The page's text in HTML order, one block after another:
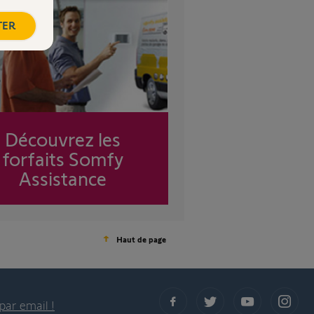
Découvrez les
forfaits Somfy
Assistance
Haut de page
email !